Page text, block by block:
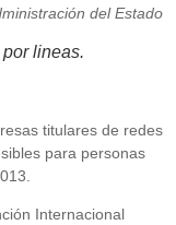
del Estado
lineas.
titulares de redes
para personas
Internacional